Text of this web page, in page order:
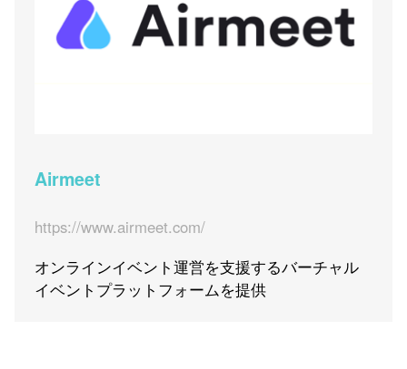
Airmeet
https://www.airmeet.com/
オンラインイベント運営を支援するバーチャル
イベントプラットフォームを提供